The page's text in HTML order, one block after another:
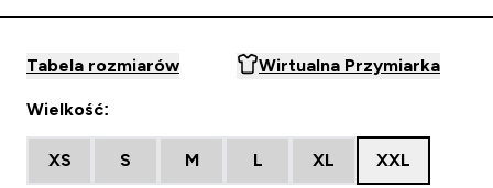
Tabela rozmiarów Wirtualna Przymiarka
Wielkość:
XS S M L XL XXL